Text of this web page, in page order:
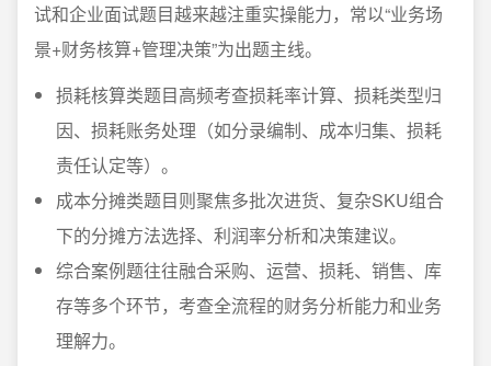
试和企业面试题目越来越注重实操能力，常以“业务场
景+财务核算+管理决策”为出题主线。
损耗核算类题目高频考查损耗率计算、损耗类型归
因、损耗账务处理（如分录编制、成本归集、损耗
责任认定等）。
成本分摊类题目则聚焦多批次进货、复杂SKU组合
下的分摊方法选择、利润率分析和决策建议。
综合案例题往往融合采购、运营、损耗、销售、库
存等多个环节，考查全流程的财务分析能力和业务
理解力。